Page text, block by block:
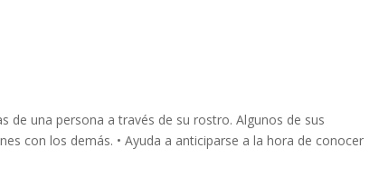
de una persona a través de su rostro. Algunos de sus
con los demás. • Ayuda a anticiparse a la hora de conocer